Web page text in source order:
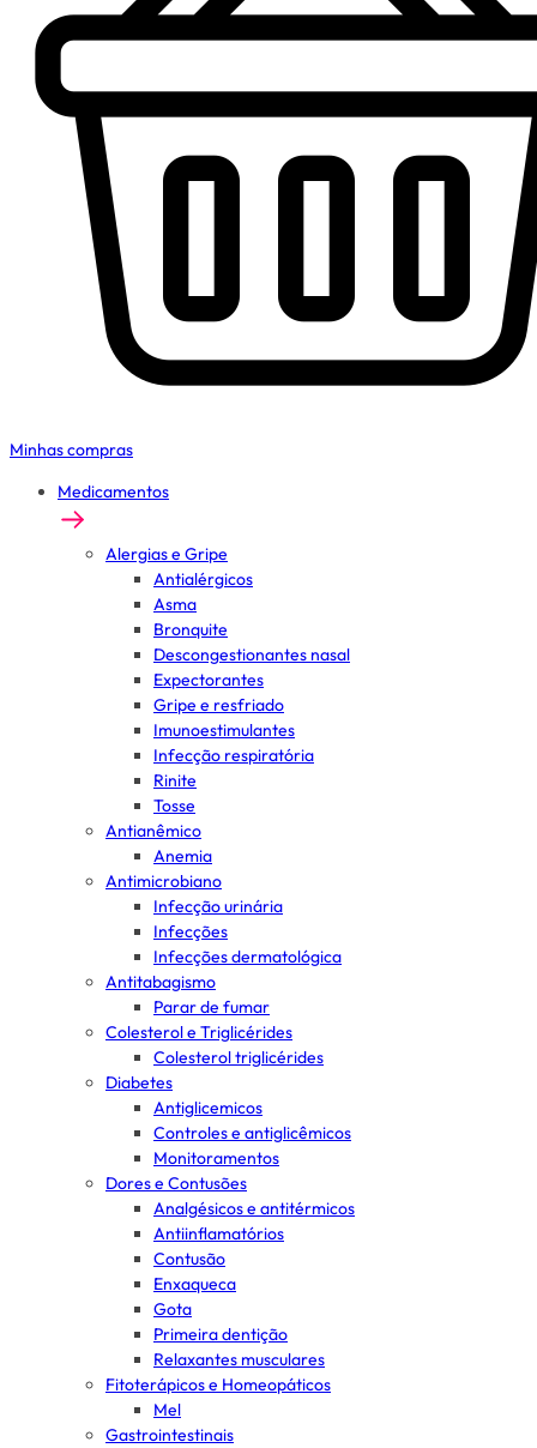
Minhas compras
Medicamentos
Alergias e Gripe
Antialérgicos
Asma
Bronquite
Descongestionantes nasal
Expectorantes
Gripe e resfriado
Imunoestimulantes
Infecção respiratória
Rinite
Tosse
Antianêmico
Anemia
Antimicrobiano
Infecção urinária
Infecções
Infecções dermatológica
Antitabagismo
Parar de fumar
Colesterol e Triglicérides
Colesterol triglicérides
Diabetes
Antiglicemicos
Controles e antiglicêmicos
Monitoramentos
Dores e Contusões
Analgésicos e antitérmicos
Antiinflamatórios
Contusão
Enxaqueca
Gota
Primeira dentição
Relaxantes musculares
Fitoterápicos e Homeopáticos
Mel
Gastrointestinais